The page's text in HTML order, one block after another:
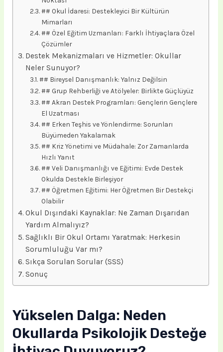
## Okul İdaresi: Destekleyici Bir Kültürün
Mimarları
## Özel Eğitim Uzmanları: Farklı İhtiyaçlara Özel
Çözümler
Destek Mekanizmaları ve Hizmetler: Okullar
Neler Sunuyor?
## Bireysel Danışmanlık: Yalnız Değilsin
## Grup Rehberliği ve Atölyeler: Birlikte Güçlüyüz
## Akran Destek Programları: Gençlerin Gençlere
El Uzatması
## Erken Teşhis ve Yönlendirme: Sorunları
Büyümeden Yakalamak
## Kriz Yönetimi ve Müdahale: Zor Zamanlarda
Hızlı Yanıt
## Veli Danışmanlığı ve Eğitimi: Evde Destek
Okulda Destekle Birleşiyor
## Öğretmen Eğitimi: Her Öğretmen Bir Destekçi
Olabilir
Okul Dışındaki Kaynaklar: Ne Zaman Dışarıdan
Yardım Almalıyız?
Sağlıklı Bir Okul Ortamı Yaratmak: Herkesin
Sorumluluğu Var mı?
Sıkça Sorulan Sorular (SSS)
Sonuç
Yükselen Dalga: Neden
Okullarda Psikolojik Desteğe